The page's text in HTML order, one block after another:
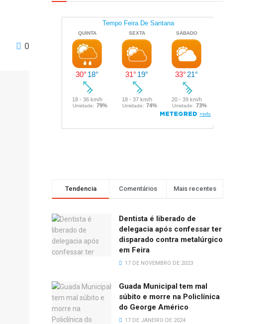
0
Tendencia Comentários Mais recentes
Dentista é liberado de
delegacia após confessar ter
disparado contra metalúrgico
em Feira
17 DE NOVEMBRO DE 2023
Guada Municipal tem mal
súbito e morre na Policlínica
do George Américo
17 DE JANEIRO DE 2024